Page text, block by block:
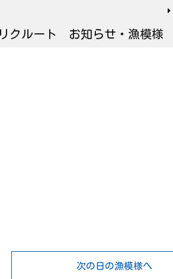
リクルート お知らせ・漁模様
次の日の漁模様へ